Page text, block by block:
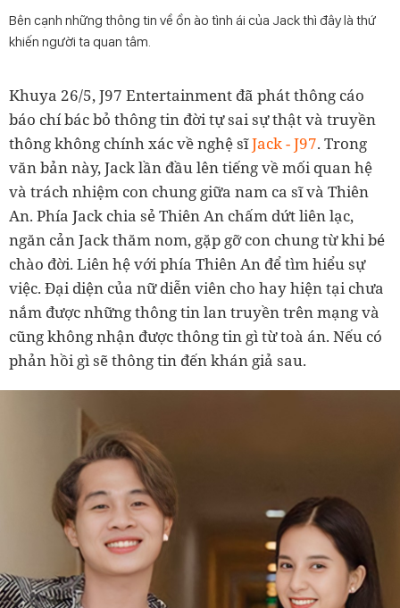
Bên cạnh những thông tin về ồn ào tình ái của Jack thì đây là thứ
khiến người ta quan tâm.
Khuya 26/5, J97 Entertainment đã phát thông cáo
báo chí bác bỏ thông tin đời tự sai sự thật và truyền
thông không chính xác về nghệ sĩJack - J97. Trong
văn bản này, Jack lần đầu lên tiếng về mối quan hệ
và trách nhiệm con chung giữa nam ca sĩ và Thiên
An. Phía Jack chia sẻ Thiên An chấm dứt liên lạc,
ngăn cản Jack thăm nom, gặp gỡ con chung từ khi bé
chào đời. Liên hệ với phía Thiên An để tìm hiểu sự
việc. Đại diện của nữ diễn viên cho hay hiện tại chưa
nắm được những thông tin lan truyền trên mạng và
cũng không nhận được thông tin gì từ toà án. Nếu có
phản hồi gì sẽ thông tin đến khán giả sau.